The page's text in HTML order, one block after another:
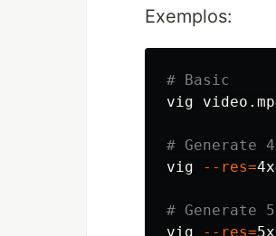
Exemplos:
# Basic
vig
# Generate
vig
--res=
# Generate
vig
--res=